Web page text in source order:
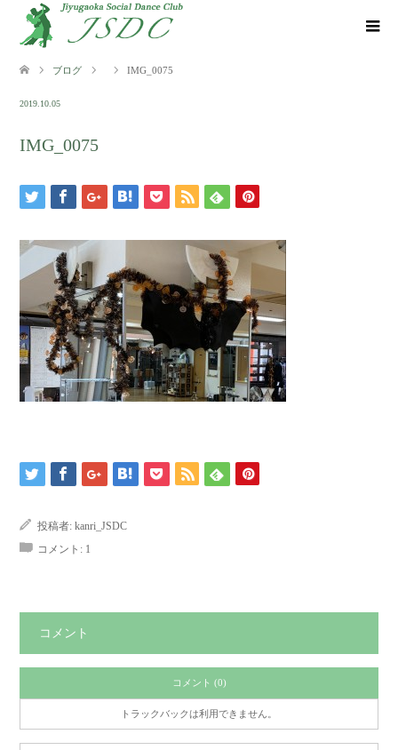
ブログ IMG_0075
2019.10.05
IMG_0075
投稿者: kanri_JSDC
コメント: 1
コメント
コメント (0)
トラックバックは利用できません。